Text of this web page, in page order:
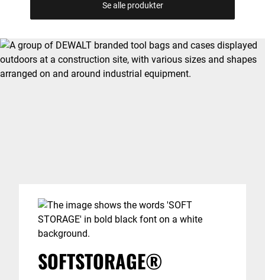
Se alle produkter
SOFTSTORAGE®